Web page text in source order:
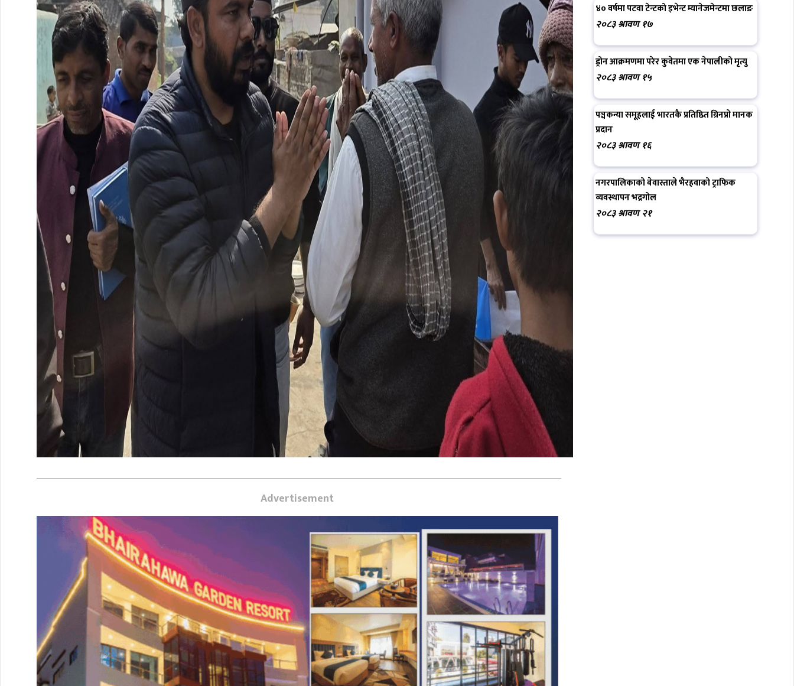
Advertisement
४० वर्षमा पटवा टेन्टको इभेन्ट म्यानेजमेन्टमा छलाङ
२०८३ श्रावण १७
ड्रोन आक्रमणमा परेर कुवेतमा एक नेपालीको मृत्यु
२०८३ श्रावण १५
पञ्चकन्या समूहलाई भारतकै प्रतिष्ठित ग्रिनप्रो मानक
प्रदान
२०८३ श्रावण १६
नगरपालिकाको बेवास्ताले भैरहवाको ट्राफिक
व्यवस्थापन भद्रगोल
२०८३ श्रावण २१